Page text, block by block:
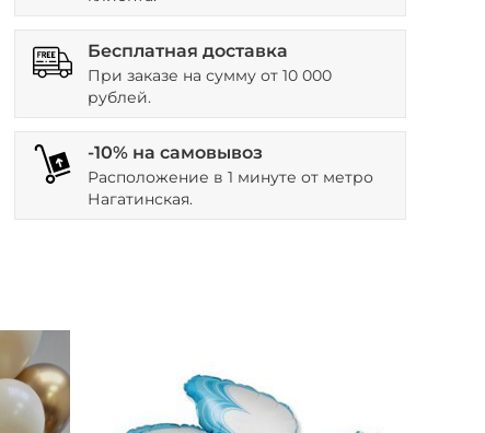
Бесплатная доставка
При заказе на сумму от 10 000
рублей.
-10% на самовывоз
Расположение в 1 минуте от метро
Нагатинская.